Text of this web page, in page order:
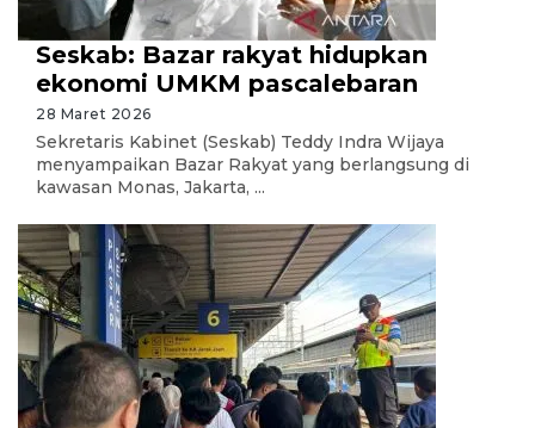
Seskab: Bazar rakyat hidupkan
ekonomi UMKM pascalebaran
28 Maret 2026
Sekretaris Kabinet (Seskab) Teddy Indra Wijaya
menyampaikan Bazar Rakyat yang berlangsung di
kawasan Monas, Jakarta, ...